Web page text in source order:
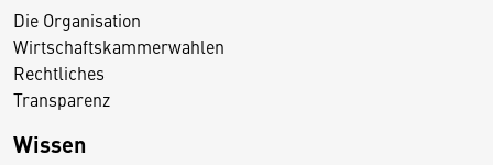
Die Organisation
Wirtschaftskammerwahlen
Rechtliches
Transparenz
Wissen